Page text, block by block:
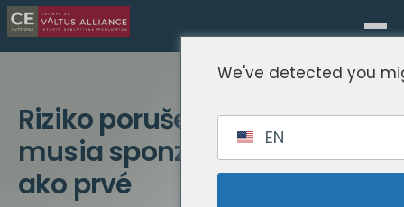
Riziko porušenia zmluvy: čo
musia sponzori PE urobiť
ako prvé
We've detected you
EN